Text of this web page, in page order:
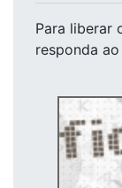
Para liberar
responda